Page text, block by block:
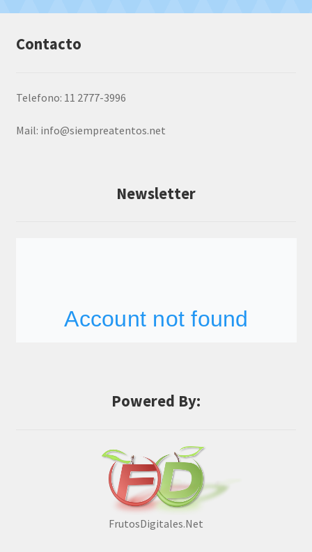
Contacto
Telefono: 11 2777-3996
Mail: info@siempreatentos.net
Newsletter
Powered By:
FrutosDigitales.Net